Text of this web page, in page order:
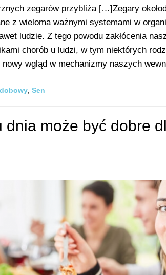
zegarów przybliża […]Zegary
z wieloma ważnymi systemami w
ludzie. Z tego powodu zakłócenia
chorób u ludzi, w tym niektórych
wgląd w mechanizmy naszych
Sen
dnia może być dobre